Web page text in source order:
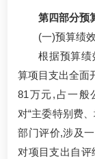
第四部分预
(一)预算绩
根据预算绩
算项目支出全面
81万元,占一般
对“主委特别费
部门评价,涉及
对项目支出自评